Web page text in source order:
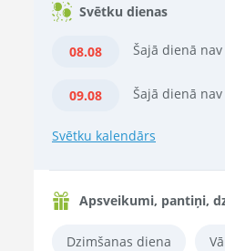
Svētku dienas
08.08 Šajā dienā
09.08 Šajā dienā
Svētku kalendārs
Apsveikumi, pantiņi,
Dzimšanas diena